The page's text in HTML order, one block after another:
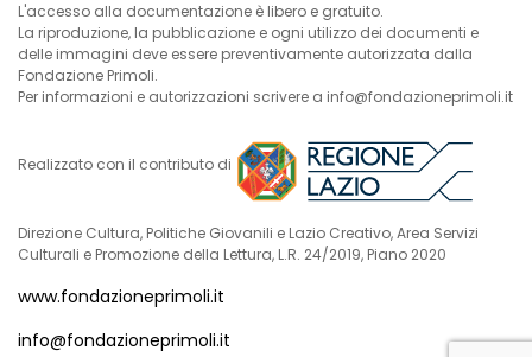
L'accesso alla documentazione è libero e gratuito.
La riproduzione, la pubblicazione e ogni utilizzo dei documenti e
delle immagini deve essere preventivamente autorizzata dalla
Fondazione Primoli.
Per informazioni e autorizzazioni scrivere a info@fondazioneprimoli.it
Realizzato con il contributo di
Direzione Cultura, Politiche Giovanili e Lazio Creativo, Area Servizi
Culturali e Promozione della Lettura, L.R. 24/2019, Piano 2020
www.fondazioneprimoli.it
info@fondazioneprimoli.it